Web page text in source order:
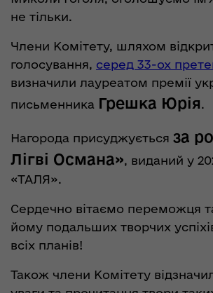
не тільки.
Члени Комітету, шляхом
голосування, серед 33-ох
визначили лауреатом премії
письменника Грешка Юрія.
Нагорода присуджується за
Лігві Османа», виданий у
«ТАЛЯ».
Сердечно вітаємо переможця
йому подальших творчих
всіх планів!
Також члени Комітету